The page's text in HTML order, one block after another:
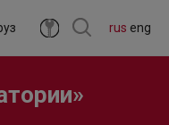
rus eng